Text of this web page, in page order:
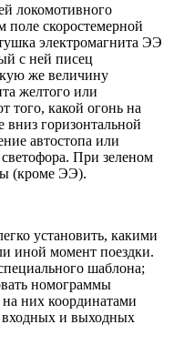
локомотивного
поле скоростемерной
электромагнита ЭЭ
с ней писец
же величину
желтого или
того, какой огонь на
горизонтальной
автостопа или
При зеленом
(кроме ЭЭ).
установить, какими
иной момент поездки.
шаблона;
номограммы
них координатами
входных и выходных